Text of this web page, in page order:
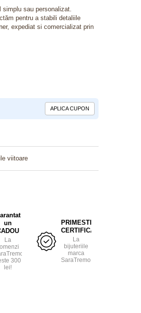
simplu sau personalizat.
pentru a stabili detaliile
expediat si comercializat prin
APLICA CUPON
viitoare
un
La
300
lei!
PRIMESTI
CERTIFICAT
La
bijuteriile
marca
SaraTremo.